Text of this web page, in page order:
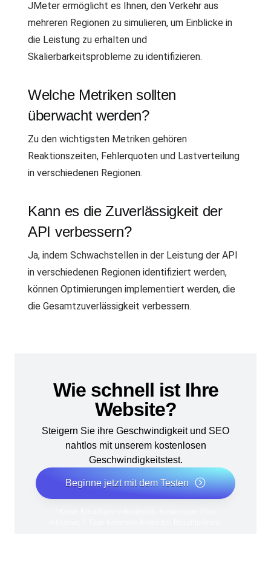
JMeter ermöglicht es Ihnen, den Verkehr aus
mehreren Regionen zu simulieren, um Einblicke in
die Leistung zu erhalten und
Skalierbarkeitsprobleme zu identifizieren.
Welche Metriken sollten
überwacht werden?
Zu den wichtigsten Metriken gehören
Reaktionszeiten, Fehlerquoten und Lastverteilung
in verschiedenen Regionen.
Kann es die Zuverlässigkeit der
API verbessern?
Ja, indem Schwachstellen in der Leistung der API
in verschiedenen Regionen identifiziert werden,
können Optimierungen implementiert werden, die
die Gesamtzuverlässigkeit verbessern.
Wie schnell ist Ihre
Website?
Steigern Sie ihre Geschwindigkeit und SEO
nahtlos mit unserem kostenlosen
Geschwindigkeitstest.
Beginne jetzt mit dem Testen